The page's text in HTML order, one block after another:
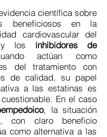
científica sobre
beneficiosos en la
cardiovascular del
los inhibidores de
actúan como
del tratamiento con
de calidad, su papel
a las estatinas es
En el caso
, la situación
con claro beneficio
como alternativa a las